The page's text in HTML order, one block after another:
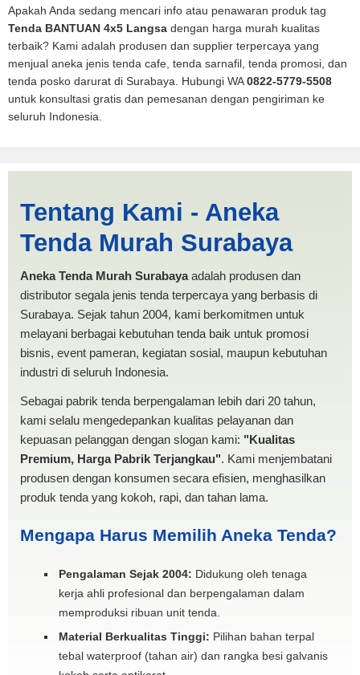
Apakah Anda sedang mencari info atau penawaran produk tag
Tenda BANTUAN 4x5 Langsa dengan harga murah kualitas
terbaik? Kami adalah produsen dan supplier terpercaya yang
menjual aneka jenis tenda cafe, tenda sarnafil, tenda promosi, dan
tenda posko darurat di Surabaya. Hubungi WA0822-5779-5508
untuk konsultasi gratis dan pemesanan dengan pengiriman ke
seluruh Indonesia.
| PRODUKSI ANEKA TENDA
MURAH
Tentang Kami - Aneka
Tenda Murah Surabaya
Aneka Tenda Murah Surabayaadalah produsen dan
distributor segala jenis tenda terpercaya yang berbasis di
Surabaya. Sejak tahun 2004, kami berkomitmen untuk
melayani berbagai kebutuhan tenda baik untuk promosi
bisnis, event pameran, kegiatan sosial, maupun kebutuhan
industri di seluruh Indonesia.
Sebagai pabrik tenda berpengalaman lebih dari 20 tahun,
kami selalu mengedepankan kualitas pelayanan dan
kepuasan pelanggan dengan slogan kami: "Kualitas
Premium, Harga Pabrik Terjangkau". Kami menjembatani
produsen dengan konsumen secara efisien, menghasilkan
produk tenda yang kokoh, rapi, dan tahan lama.
Mengapa Harus Memilih Aneka Tenda?
Pengalaman Sejak 2004: Didukung oleh tenaga
kerja ahli profesional dan berpengalaman dalam
memproduksi ribuan unit tenda.
Material Berkualitas Tinggi: Pilihan bahan terpal
tebal waterproof (tahan air) dan rangka besi galvanis